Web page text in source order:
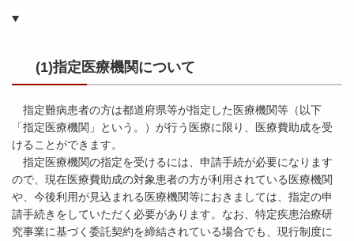
(1)指定医療機関について
指定難病患者の方は都道府県等が指定した医療機関等（以下
「指定医療機関」という。）が行う医療に限り、医療費助成を受
けることができます。
指定医療機関の指定を受けるには、申請手続が必要になります
ので、現在医療費助成の対象患者の方が利用されている医療機関
や、今後利用が見込まれる医療機関等におきましては、指定の申
請手続きをしていただく必要があります。なお、特定疾患治療研
究事業に基づく委託契約を締結されている場合でも、現行制度に